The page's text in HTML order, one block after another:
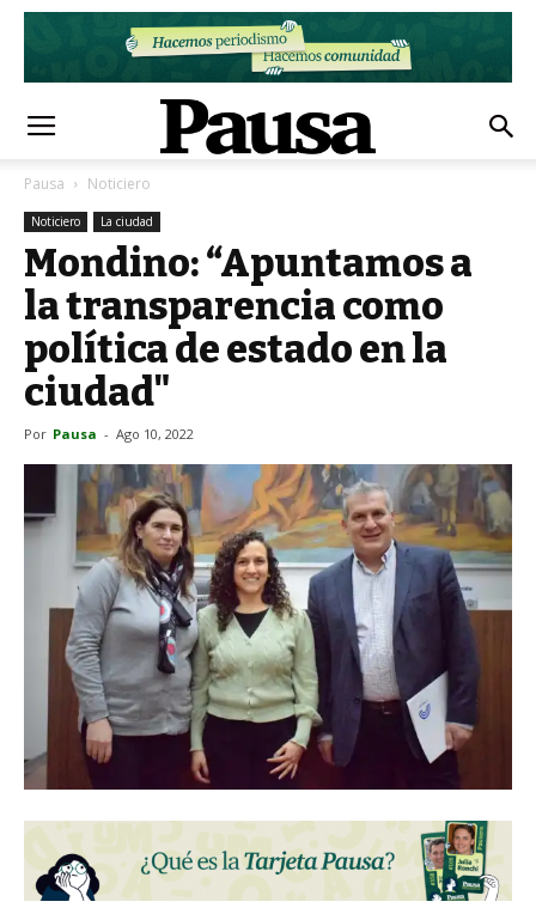
Pausa Noticiero
Noticiero La ciudad
Mondino: “Apuntamos a
la transparencia como
política de estado en la
ciudad"
Por Pausa - Ago 10, 2022